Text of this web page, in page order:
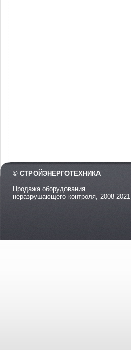
© СТРОЙЭНЕРГОТЕХНИКА
Продажа оборудования
неразрушающего контроля, 2008-2021